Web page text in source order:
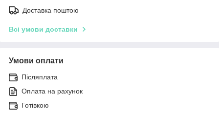
Доставка поштою
Всі умови доставки
Умови оплати
Післяплата
Оплата на рахунок
Готівкою